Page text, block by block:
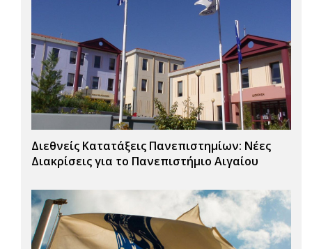
Διεθνείς Κατατάξεις Πανεπιστημίων: Νέες
Διακρίσεις για το Πανεπιστήμιο Αιγαίου